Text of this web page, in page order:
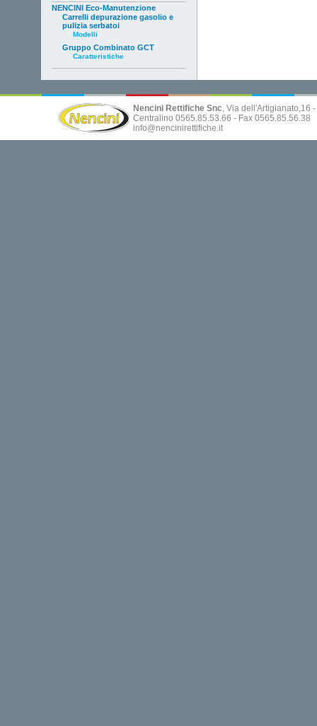
NENCINI Eco-Manutenzione
Carrelli depurazione gasolio e
pulizia serbatoi
Modelli
Gruppo Combinato GCT
Caratteristiche
Nencini Rettifiche Snc, Via dell'Artigianato,16
Centralino 0565.85.53.66 - Fax 0565.85.56.38
info@nencinirettifiche.it